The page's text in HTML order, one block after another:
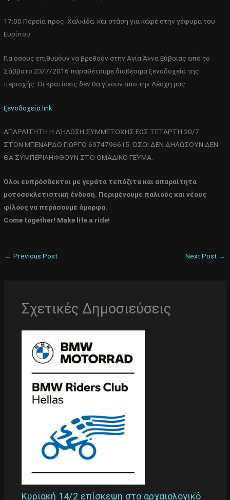
17:00 Πορεία προς Χαλκίδα και στάση για καφέ στην γέφυρα του
Ευρίπου.
Για όσους επιθυμόυν να βρεθούν στην Αγία Άννα Εύβοιας από το
Σάββατο 23/7/2016 παραθέτουμε διαθέσιμα ξενοδοχεία της
περιοχής. Οι κρατίσεις δεν θα γίνουν απο την Λέσχη μας.
ξενοδοχεία link
ΑΠΑΡΑΊΤΗΤΗ Η ΔΉΛΩΣΗ ΣΥΜΜΕΤΟΧΗΣ ΕΩΣ ΤΕΤΆΡΤΗ 20/7
ΣΤΟΝ ΜΠΕΝΑΡΔΟ ΓΙΩΡΓΟ 6974796615. ΌΣΟΙ ΔΕΝ ΔΗΛΏΣΟΥΝ ΔΕΝ
ΘΑ ΣΥΜΠΕΡΙΛΗΦΘΟΎΝ ΣΤΟ ΟΜΑΔΙΚΌ ΓΕΎΜΑ.
Όλοι ευπρόσδεκτοι με γεμάτα τεπόζιτα και απαραίτητα
μοτοσυκλετιστική ένδυση. Περιμένουμε παλιούς και νέους
φίλους να περάσουμε όμορφα.
Come together! Make life a ride!
← Previous Post Next Post →
Σχετικές Δημοσιεύσεις
Κυριακή 14/2 επίσκεψη στο αρχαιολογικό